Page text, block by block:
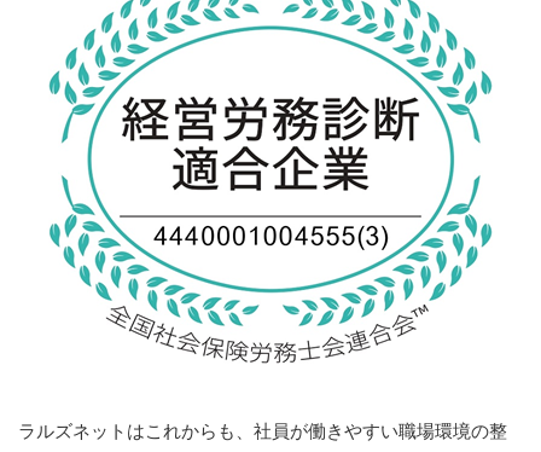
ラルズネットはこれからも、社員が働きやすい職場環境の整